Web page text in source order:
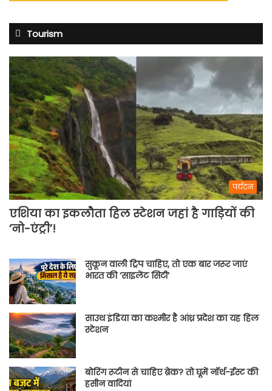
Tourism
पर्यटन
एशिया का इकलौता हिल स्टेशन जहां है गाड़ियों की
‘नो-एंट्री’!
सुकून वाली ट्रिप चाहिए, तो एक बार जरूर जाएं
भारत की ‘साइलेंट सिटी’
साउथ इंडिया का कश्मीर है आंध्र प्रदेश का यह हिल
स्टेशन
बोरिंग रूटीन से चाहिए ब्रेक? तो घूमें नॉर्थ-ईस्ट की
हसीन वादियां